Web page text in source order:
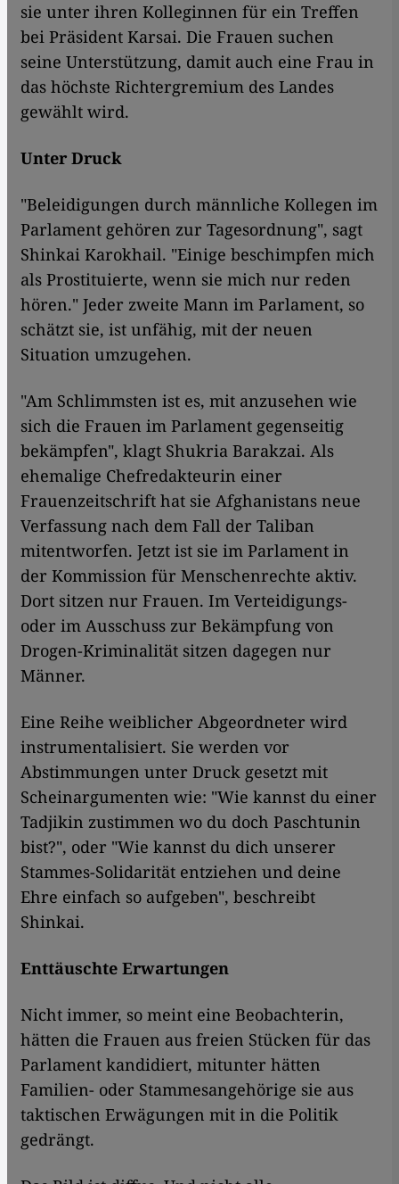
sie unter ihren Kolleginnen für ein Treffen
bei Präsident Karsai. Die Frauen suchen
seine Unterstützung, damit auch eine Frau in
das höchste Richtergremium des Landes
gewählt wird.
Unter Druck
"Beleidigungen durch männliche Kollegen im
Parlament gehören zur Tagesordnung", sagt
Shinkai Karokhail. "Einige beschimpfen mich
als Prostituierte, wenn sie mich nur reden
hören." Jeder zweite Mann im Parlament, so
schätzt sie, ist unfähig, mit der neuen
Situation umzugehen.
"Am Schlimmsten ist es, mit anzusehen wie
sich die Frauen im Parlament gegenseitig
bekämpfen", klagt Shukria Barakzai. Als
ehemalige Chefredakteurin einer
Frauenzeitschrift hat sie Afghanistans neue
Verfassung nach dem Fall der Taliban
mitentworfen. Jetzt ist sie im Parlament in
der Kommission für Menschenrechte aktiv.
Dort sitzen nur Frauen. Im Verteidigungs-
oder im Ausschuss zur Bekämpfung von
Drogen-Kriminalität sitzen dagegen nur
Männer.
Eine Reihe weiblicher Abgeordneter wird
instrumentalisiert. Sie werden vor
Abstimmungen unter Druck gesetzt mit
Scheinargumenten wie: "Wie kannst du einer
Tadjikin zustimmen wo du doch Paschtunin
bist?", oder "Wie kannst du dich unserer
Stammes-Solidarität entziehen und deine
Ehre einfach so aufgeben", beschreibt
Shinkai.
Enttäuschte Erwartungen
Nicht immer, so meint eine Beobachterin,
hätten die Frauen aus freien Stücken für das
Parlament kandidiert, mitunter hätten
Familien- oder Stammesangehörige sie aus
taktischen Erwägungen mit in die Politik
gedrängt.